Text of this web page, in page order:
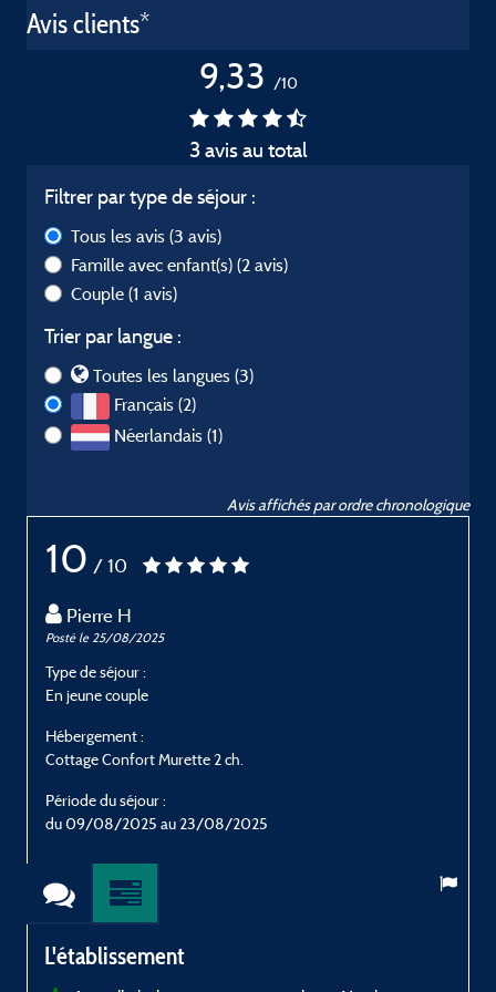
Avis clients*
9,33 /10
3 avis au total
Filtrer par type de séjour :
Tous les avis (3 avis)
Famille avec enfant(s) (2 avis)
Couple (1 avis)
Trier par langue :
Toutes les langues (3)
Français (2)
Néerlandais (1)
Avis affichés par ordre chronologique
10 / 10
Pierre H
Posté le 25/08/2025
Type de séjour :
En jeune couple
Hébergement :
Cottage Confort Murette 2 ch.
Période du séjour :
du 09/08/2025 au 23/08/2025
L'établissement